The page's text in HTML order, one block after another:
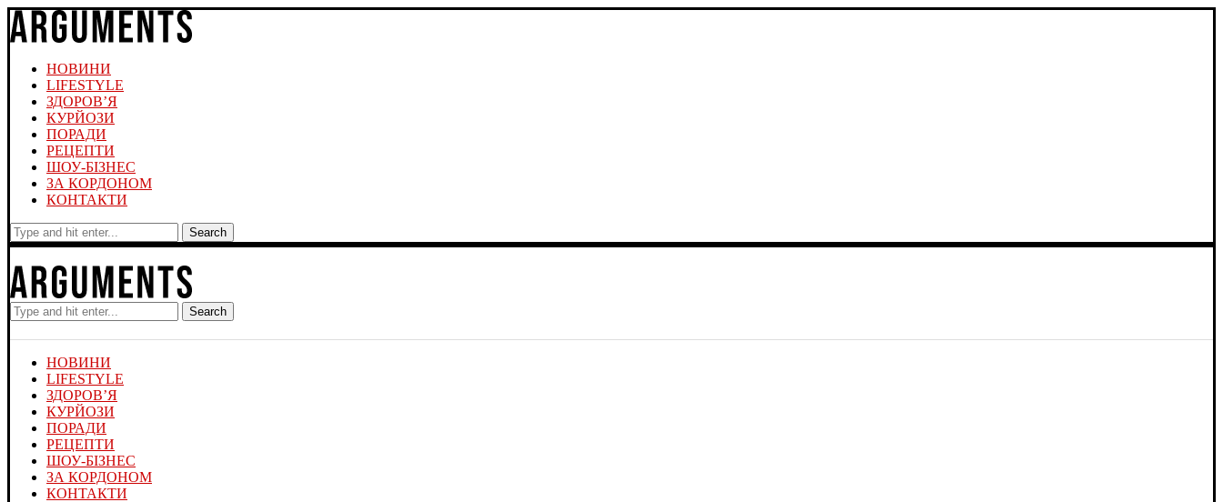
НОВИНИ
LIFESTYLE
ЗДОРОВ’Я
КУРЙОЗИ
ПОРАДИ
РЕЦЕПТИ
ШОУ-БІЗНЕС
ЗА КОРДОНОМ
КОНТАКТИ
Search
Search
НОВИНИ
LIFESTYLE
ЗДОРОВ’Я
КУРЙОЗИ
ПОРАДИ
РЕЦЕПТИ
ШОУ-БІЗНЕС
ЗА КОРДОНОМ
КОНТАКТИ